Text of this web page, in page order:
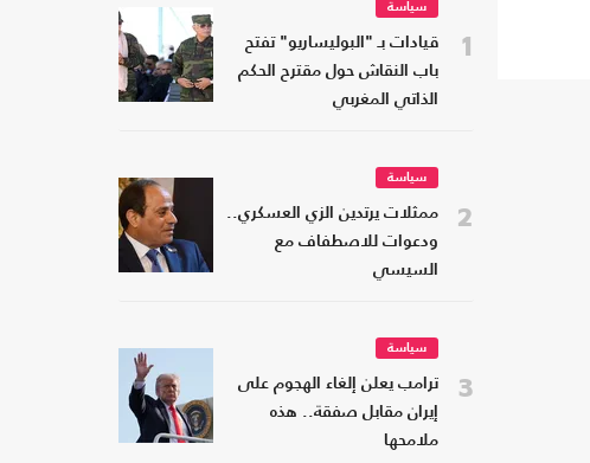
1
سياسة
قيادات بـ "البوليساريو" تفتح
باب النقاش حول مقترح الحكم
الذاتي المغربي
2
سياسة
ممثلات يرتدين الزي العسكري..
ودعوات للاصطفاف مع
السيسي
3
سياسة
ترامب يعلن إلغاء الهجوم على
إيران مقابل صفقة.. هذه
ملامحها